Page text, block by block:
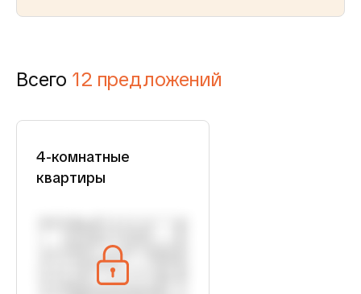
Всего 12 предложений
4-комнатные
квартиры